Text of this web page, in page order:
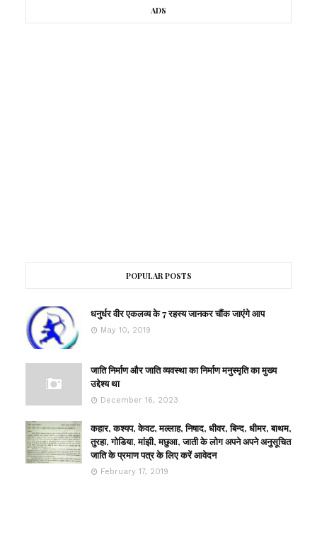
ADS
POPULAR POSTS
धनुर्धर वीर एकलव्य के 7 रहस्य जानकर चौंक जाएंगे आप
May 10, 2019
जाति निर्माण और जाति व्यवस्था का निर्माण मनुस्मृति का मुख्य
उद्देश्य था
December 16, 2023
कहार, कश्यप, केवट, मल्लाह, निषाद, धीवर, बिन्द, धीमर, बाथम,
तुरहा, गोडिया, मांझी, मछुआ, जाती के लोग अपने अपने अनुसूचित
जाति के प्रमाण पत्र के लिए करें आवेदन
February 17, 2019